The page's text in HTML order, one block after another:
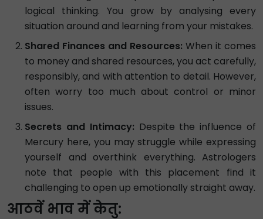
logical thinking. You grow by analysing every
situation around and learning from your mistakes.
Shared Finances and Resources: When it comes
to money and shared resources, you act carefully,
responsibly, and with attention to detail. However,
often worry too much about control or minor
issues.
Secrets and Intimacy: Despite the influence of
Mercury here, you may struggle while expressing
yourself and overthink everything. Astrologers
note that people with this placement find it
challenging to open up emotionally straight away.
आठवें भाव में केतु: